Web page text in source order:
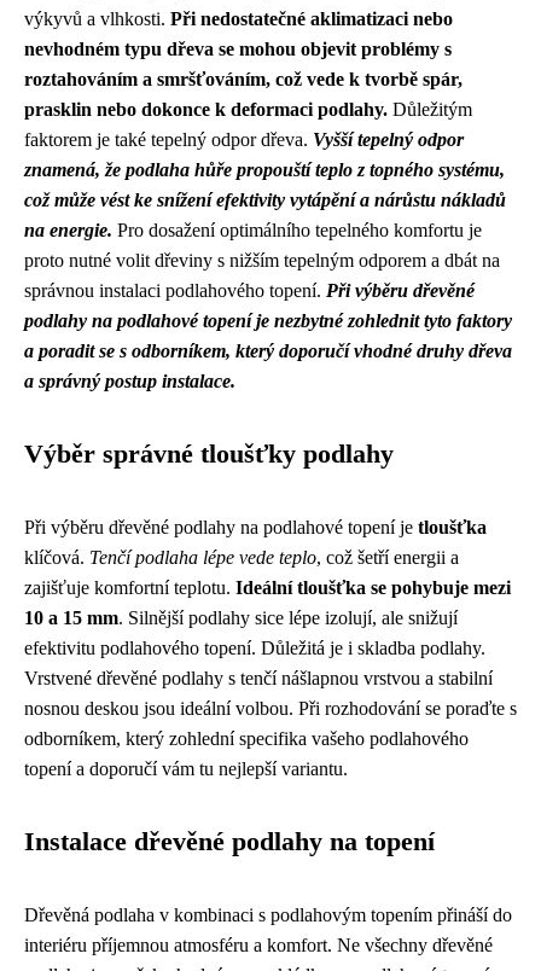
výkyvů a vlhkosti. Při nedostatečné aklimatizaci nebo
nevhodném typu dřeva se mohou objevit problémy s
roztahováním a smršťováním, což vede k tvorbě spár,
prasklin nebo dokonce k deformaci podlahy. Důležitým
faktorem je také tepelný odpor dřeva. Vyšší tepelný odpor
znamená, že podlaha hůře propouští teplo z topného systému,
což může vést ke snížení efektivity vytápění a nárůstu nákladů
na energie. Pro dosažení optimálního tepelného komfortu je
proto nutné volit dřeviny s nižším tepelným odporem a dbát na
správnou instalaci podlahového topení. Při výběru dřevěné
podlahy na podlahové topení je nezbytné zohlednit tyto faktory
a poradit se s odborníkem, který doporučí vhodné druhy dřeva
a správný postup instalace.
Výběr správné tloušťky podlahy
Při výběru dřevěné podlahy na podlahové topení je tloušťka
klíčová. Tenčí podlaha lépe vede teplo, což šetří energii a
zajišťuje komfortní teplotu. Ideální tloušťka se pohybuje mezi
10 a 15 mm. Silnější podlahy sice lépe izolují, ale snižují
efektivitu podlahového topení. Důležitá je i skladba podlahy.
Vrstvené dřevěné podlahy s tenčí nášlapnou vrstvou a stabilní
nosnou deskou jsou ideální volbou. Při rozhodování se poraďte s
odborníkem, který zohlední specifika vašeho podlahového
topení a doporučí vám tu nejlepší variantu.
Instalace dřevěné podlahy na topení
Dřevěná podlaha v kombinaci s podlahovým topením přináší do
interiéru příjemnou atmosféru a komfort. Ne všechny dřevěné